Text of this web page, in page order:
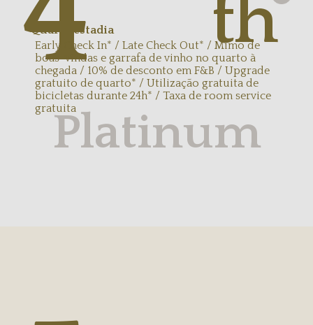
Quarta estadia th
Early Check In* / Late Check Out* / Mimo de
boas-vindas e garrafa de vinho no quarto à
chegada / 10% de desconto em F&B / Upgrade
gratuito de quarto* / Utilização gratuita de
bicicletas durante 24h* / Taxa de room service
gratuitaPlatinum